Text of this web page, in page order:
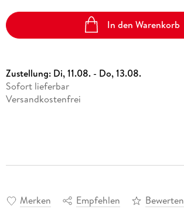
In den Warenkorb
Zustellung: Di, 11.08. - Do, 13.08.
Sofort lieferbar
Versandkostenfrei
Merken Empfehlen Bewerten